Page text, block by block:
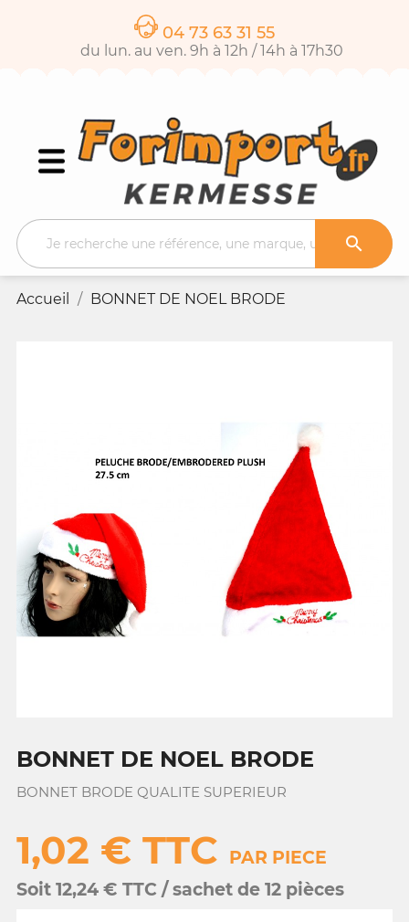
04 73 63 31 55
du lun. au ven. 9h à 12h / 14h à 17h30

Accueil BONNET DE NOEL BRODE
BONNET DE NOEL BRODE
BONNET BRODE QUALITE SUPERIEUR
1,02 € TTC PAR PIECE
Soit 12,24 € TTC / sachet de 12 pièces